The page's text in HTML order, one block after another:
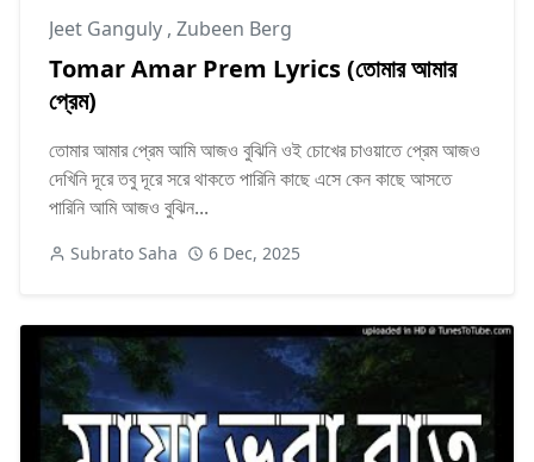
Jeet Ganguly , Zubeen Berg
Tomar Amar Prem Lyrics (তোমার আমার
প্রেম)
তোমার আমার প্রেম আমি আজও বুঝিনি ওই চোখের চাওয়াতে প্রেম আজও
দেখিনি দূরে তবু দূরে সরে থাকতে পারিনি কাছে এসে কেন কাছে আসতে
পারিনি আমি আজও বুঝিন...
Subrato Saha 6 Dec, 2025